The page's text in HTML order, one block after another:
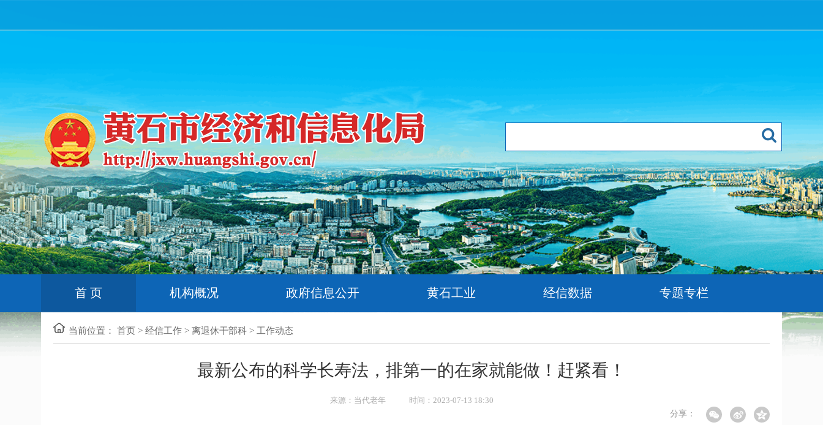
首 页 机构概况 政府信息公开 黄石工业 经信数据 专题专栏
当前位置： 首页 > 经信工作 > 离退休干部科 > 工作动态
最新公布的科学长寿法，排第一的在家就能做！赶紧看！
来源：当代老年 时间：2023-07-13 18:30
分享：